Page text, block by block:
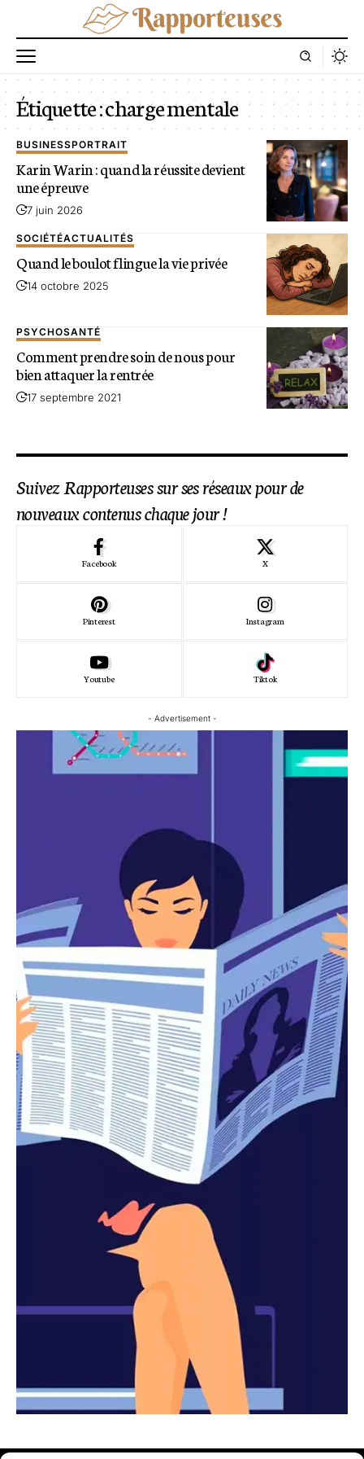
Étiquette :charge mentale
BUSINESSPORTRAIT
Karin Warin : quand la réussite devient
une épreuve
7 juin 2026
SOCIÉTÉACTUALITÉS
Quand le boulot flingue la vie privée
14 octobre 2025
PSYCHOSANTÉ
Comment prendre soin de nous pour
bien attaquer la rentrée
17 septembre 2021
Suivez Rapporteuses sur ses réseaux pour de
nouveaux contenus chaque jour !
Facebook X
Pinterest Instagram
Youtube Tiktok
- Advertisement -